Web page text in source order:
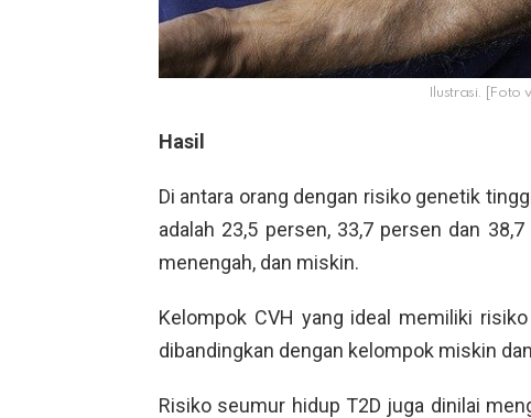
Ilustrasi. [Foto
Hasil
Di antara orang dengan risiko genetik
adalah 23,5 persen, 33,7 persen dan
menengah, dan miskin.
Kelompok CVH yang ideal memiliki
dibandingkan dengan kelompok miskin
Risiko seumur hidup T2D juga dinilai